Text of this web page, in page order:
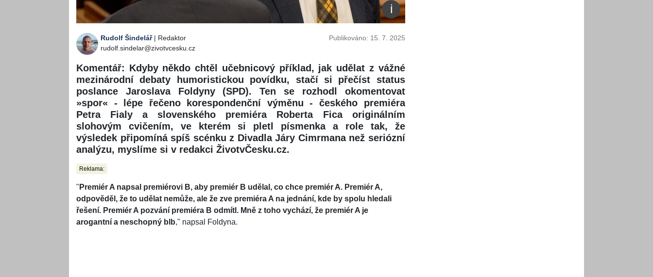
Rudolf Šindelář| Redaktor
rudolf.sindelar@zivotvcesku.cz
Publikováno: 15. 7. 2025
Komentář: Kdyby někdo chtěl učebnicový příklad, jak udělat z vážné
mezinárodní debaty humoristickou povídku, stačí si přečíst status
poslance Jaroslava Foldyny (SPD). Ten se rozhodl okomentovat
»spor« - lépe řečeno korespondenční výměnu - českého premiéra
Petra Fialy a slovenského premiéra Roberta Fica originálním
slohovým cvičením, ve kterém si pletl písmenka a role tak, že
výsledek připomíná spíš scénku z Divadla Járy Cimrmana než seriózní
analýzu, myslíme si v redakci ŽivotvČesku.cz.
Reklama:
" Premiér A napsal premiérovi B, aby premiér B udělal, co chce premiér A. Premiér A,
odpověděl, že to udělat nemůže, ale že zve premiéra A na jednání, kde by spolu hledali
řešení. Premiér A pozvání premiéra B odmítl. Mně z toho vychází, že premiér A je
arogantní a neschopný blb," napsal Foldyna.